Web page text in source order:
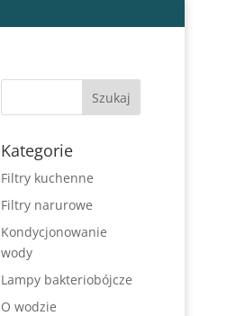
Kategorie
Filtry kuchenne
Filtry narurowe
Kondycjonowanie
wody
Lampy bakteriobójcze
O wodzie